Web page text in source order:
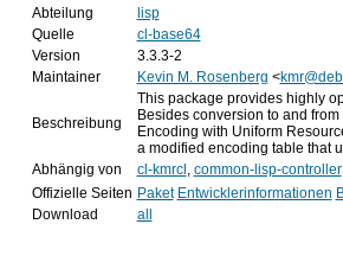
Abteilung
lisp
Quelle
cl-base64
Version
3.3.3-2
Maintainer
Kevin M. Rosenberg <
Beschreibung
This package provides highly
Besides conversion to and
Encoding with Uniform
a modified encoding table that
Abhängig von
cl-kmrcl , common-lisp-controller
Offizielle Seiten Paket Entwicklerinformationen
Download
all